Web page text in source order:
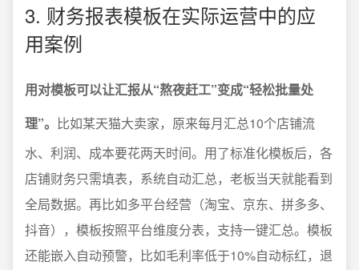
3. 财务报表模板在实际运营中的应
用案例
用对模板可以让汇报从“熬夜赶工”变成“轻松批量处
理”。 比如某天猫大卖家，原来每月汇总10个店铺流
水、利润、成本要花两天时间。用了标准化模板后，各
店铺财务只需填表，系统自动汇总，老板当天就能看到
全局数据。再比如多平台经营（淘宝、京东、拼多多、
抖音），模板按照平台维度分表，支持一键汇总。模板
还能嵌入自动预警，比如毛利率低于10%自动标红，退